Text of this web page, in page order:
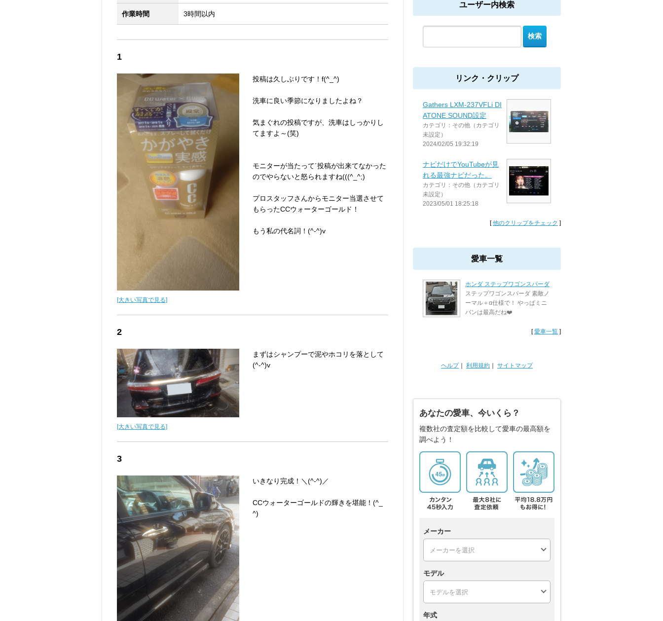
作業時間 3時間以内
1
[大きい写真で見る]
投稿は久しぶりです！f(^_^)
洗車に良い季節になりましたよね？
気まぐれの投稿ですが、洗車はしっかりし
てますよ～(笑)
モニターが当たって´投稿が出来てなかった
のでやらないと怒られますね(((^_^;)
プロスタッフさんからモニター当選させて
もらったCCウォーターゴールド！
もう私の代名詞！(^-^)v
2
[大きい写真で見る]
まずはシャンプーで泥やホコリを落として
(^-^)v
3
いきなり完成！＼(^-^)／
CCウォーターゴールドの輝きを堪能！(^_
^)
ユーザー内検索
リンク・クリップ
Gathers LXM-237VFLi DI
ATONE SOUND設定
カテゴリ：その他（カテゴリ
未設定）
2024/02/05 19:32:19
ナビだけでYouTubeが見
れる最強ナビだった。
カテゴリ：その他（カテゴリ
未設定）
2023/05/01 18:25:18
[他のクリップをチェック ]
愛車一覧
ホンダ ステップワゴンスパーダ
ステップワゴンスパーダ 素敵ノ
ーマル＋α仕様で！ やっぱミニ
バンは最高だね❤️
[愛車一覧 ]
ヘルプ｜ 利用規約 サイトマップ
あなたの愛車、今いくら？
複数社の査定額を比較して愛車の最高額を
調べよう！
メーカー
モデル
年式